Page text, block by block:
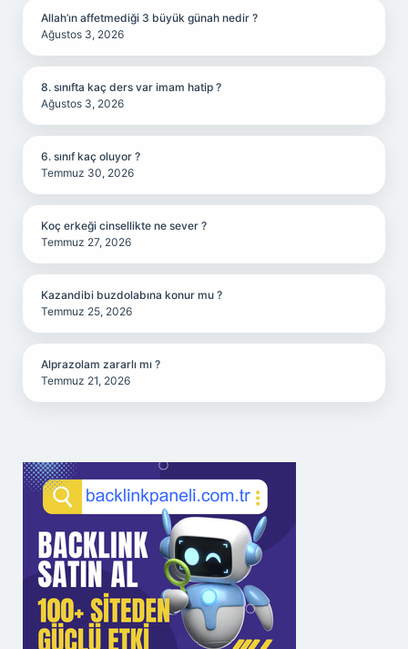
Allah’ın affetmediği 3 büyük günah nedir ?
Ağustos 3, 2026
8. sınıfta kaç ders var imam hatip ?
Ağustos 3, 2026
6. sınıf kaç oluyor ?
Temmuz 30, 2026
Koç erkeği cinsellikte ne sever ?
Temmuz 27, 2026
Kazandibi buzdolabına konur mu ?
Temmuz 25, 2026
Alprazolam zararlı mı ?
Temmuz 21, 2026